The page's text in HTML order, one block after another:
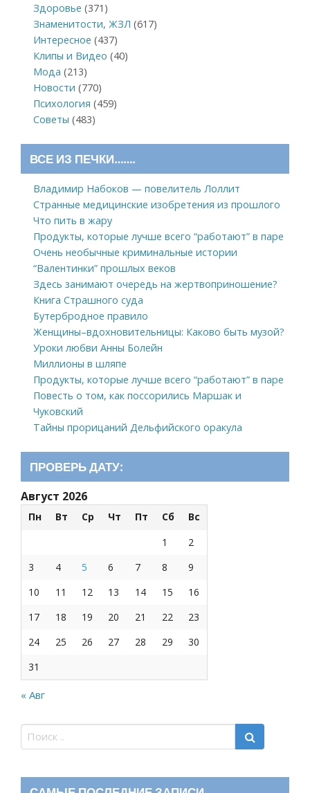
Здоровье (371)
Знаменитости, ЖЗЛ (617)
Интересное (437)
Клипы и Видео (40)
Мода (213)
Новости (770)
Психология (459)
Советы (483)
ВСЕ ИЗ ПЕЧКИ…….
Владимир Набоков — повелитель Лоллит
Странные медицинские изобретения из прошлого
Что пить в жару
Продукты, которые лучше всего “работают” в паре
Очень необычные криминальные истории
“Валентинки” прошлых веков
Здесь занимают очередь на жертвоприношение?
Книга Страшного суда
Бутербродное правило
Женщины–вдохновительницы: Каково быть музой?
Уроки любви Анны Болейн
Миллионы в шляпе
Продукты, которые лучше всего “работают” в паре
Повесть о том, как поссорились Маршак и
Чуковский
Тайны прорицаний Дельфийского оракула
ПРОВЕРЬ ДАТУ:
Август 2026
Пн Вт Ср Чт Пт Сб
Вс
1
2
3
4 5 6 7 8
9
10
11 12 13 14 15
16
17
18 19 20 21 22
23
24
25 26 27 28 29
30
31
« Авг